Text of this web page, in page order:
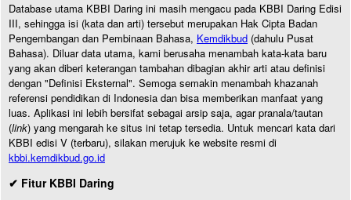
Database utama KBBI Daring ini masih mengacu pada KBBI Daring Edisi
III, sehingga isi (kata dan arti) tersebut merupakan Hak Cipta Badan
Pengembangan dan Pembinaan Bahasa, Kemdikbud (dahulu Pusat
Bahasa). Diluar data utama, kami berusaha menambah kata-kata baru
yang akan diberi keterangan tambahan dibagian akhir arti atau definisi
dengan "Definisi Eksternal". Semoga semakin menambah khazanah
referensi pendidikan di Indonesia dan bisa memberikan manfaat yang
luas. Aplikasi ini lebih bersifat sebagai arsip saja, agar pranala/tautan
(link) yang mengarah ke situs ini tetap tersedia. Untuk mencari kata dari
KBBI edisi V (terbaru), silakan merujuk ke website resmi di
kbbi.kemdikbud.go.id
✔ Fitur KBBI Daring